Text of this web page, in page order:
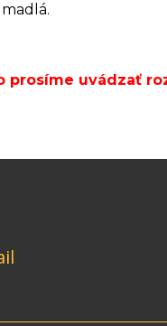
prosíme uvádzať